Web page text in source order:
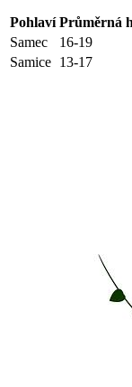
Pohlaví Průměrná
Samec
16-19
Samice 13-17